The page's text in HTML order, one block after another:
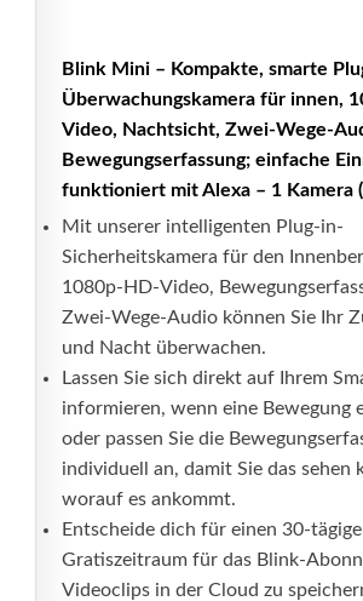
Blink Mini – Kompakte, smarte
Überwachungskamera für innen,
Video, Nachtsicht, Zwei-Wege-
Bewegungserfassung; einfache
funktioniert mit Alexa – 1 Kamera
Mit unserer intelligenten Plug-in-
Sicherheitskamera für den
1080p-HD-Video,
Zwei-Wege-Audio können Sie Ihr
und Nacht überwachen.
Lassen Sie sich direkt auf Ihrem
informieren, wenn eine Bewegung
oder passen Sie die
individuell an, damit Sie das sehen
worauf es ankommt.
Entscheide dich für einen 30-
Gratiszeitraum für das Blink-
Videoclips in der Cloud zu